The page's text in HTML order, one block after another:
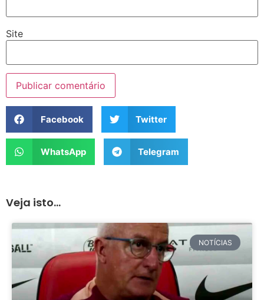
Site
Facebook Twitter
WhatsApp Telegram
Veja isto...
NOTÍCIAS